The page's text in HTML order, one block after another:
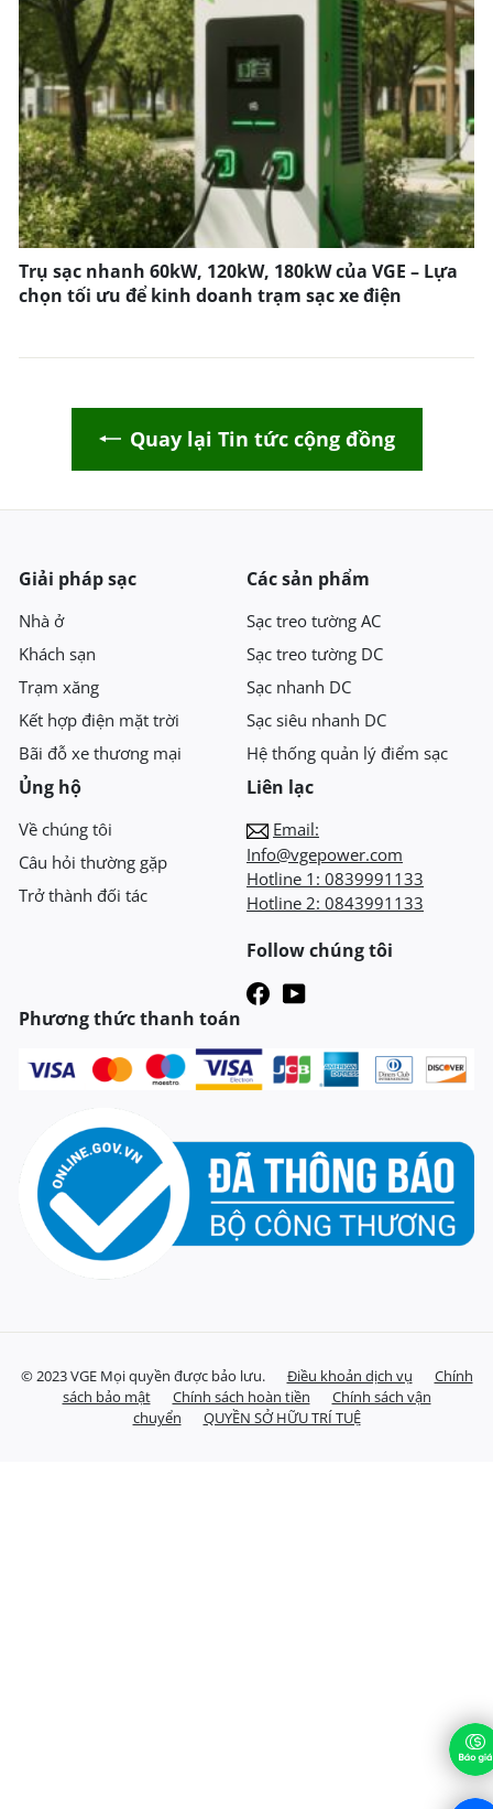
Trụ sạc nhanh 60kW, 120kW, 180kW của VGE – Lựa
chọn tối ưu để kinh doanh trạm sạc xe điện
Quay lại Tin tức cộng đồng
Giải pháp sạc
Nhà ở
Khách sạn
Trạm xăng
Kết hợp điện mặt trời
Bãi đỗ xe thương mại
Các sản phẩm
Sạc treo tường AC
Sạc treo tường DC
Sạc nhanh DC
Sạc siêu nhanh DC
Hệ thống quản lý điểm sạc
Ủng hộ
Về chúng tôi
Câu hỏi thường gặp
Trở thành đối tác
Liên lạc
Email:
Info@vgepower.com
Hotline 1: 0839991133
Hotline 2: 0843991133
Follow chúng tôi
Phương thức thanh toán
© 2023 VGE Mọi quyền được bảo lưu. Điều khoản dịch vụ
Chính
sách bảo mật
Chính sách hoàn tiền
Chính sách vận
chuyển
QUYỀN SỞ HỮU TRÍ TUỆ